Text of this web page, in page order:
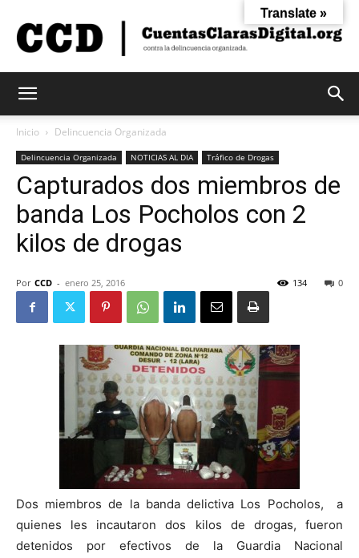
Claras
Digital
Inicio Delincuencia Organizada
Delincuencia Organizada NOTICIAS AL DIA Tráfico de Drogas
Capturados dos miembros de
banda Los Pocholos con 2
kilos de drogas
Por CCD - enero 25, 2016 0
134
Dos miembros de la banda delictiva Los Pocholos, a
quienes les incautaron dos kilos de drogas, fueron
detenidos por efectivos de la Guardia Nacional
Translate »